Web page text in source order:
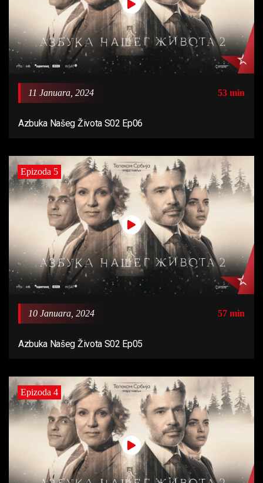
11 Januara, 2024 53 min
Azbuka Našeg Života S02 Ep06
Epizoda 5
10 Januara, 2024 57 min
Azbuka Našeg Života S02 Ep05
Epizoda 4